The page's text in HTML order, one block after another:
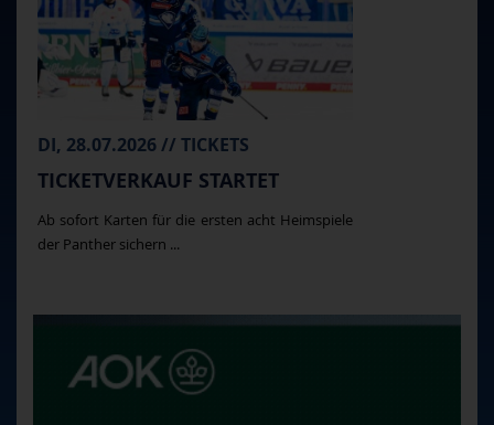
DI, 28.07.2026 // TICKETS
TICKETVERKAUF STARTET
Ab sofort Karten für die ersten acht Heimspiele
der Panther sichern ...